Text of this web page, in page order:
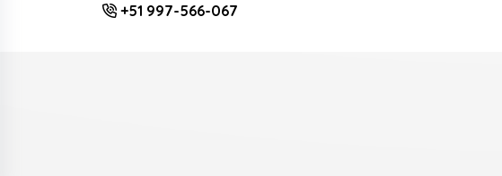
+51 997-566-067